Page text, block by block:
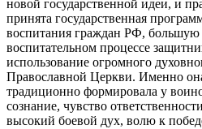
новой государственной идеи, и
принята государственная
воспитания граждан РФ, большую
воспитательном процессе
использование огромного
Православной Церкви. Именно
традиционно формировала у
сознание, чувство
высокий боевой дух, волю к